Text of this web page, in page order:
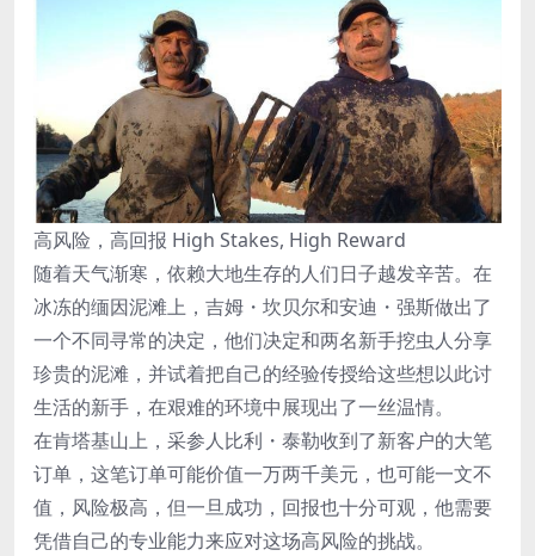
高风险，高回报 High Stakes, High Reward
随着天气渐寒，依赖大地生存的人们日子越发辛苦。在
冰冻的缅因泥滩上，吉姆・坎贝尔和安迪・强斯做出了
一个不同寻常的决定，他们决定和两名新手挖虫人分享
珍贵的泥滩，并试着把自己的经验传授给这些想以此讨
生活的新手，在艰难的环境中展现出了一丝温情。
在肯塔基山上，采参人比利・泰勒收到了新客户的大笔
订单，这笔订单可能价值一万两千美元，也可能一文不
值，风险极高，但一旦成功，回报也十分可观，他需要
凭借自己的专业能力来应对这场高风险的挑战。